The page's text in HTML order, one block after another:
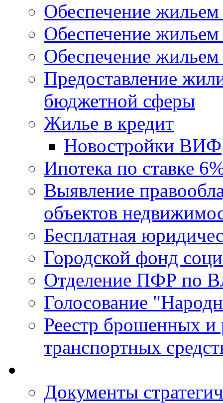
Обеспечение
Обеспечение
Обеспечение жильем
Предоставление
бюджетной сферы
Жилье в кредит
Новостройки ВИФ
Ипотека по ставке
Выявление
объектов
Бесплатная
Городской фонд
Отделение ПФР по
Голосование
Реестр брошенных и
транспортных
Документы